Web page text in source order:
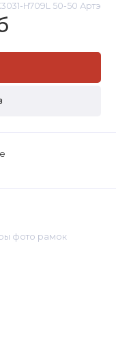
H709L 50-50 Артэ
фото рамок